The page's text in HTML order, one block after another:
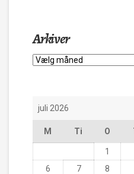
Arkiver
Arkiver
juli 2026
M Ti O
1
6
7 8